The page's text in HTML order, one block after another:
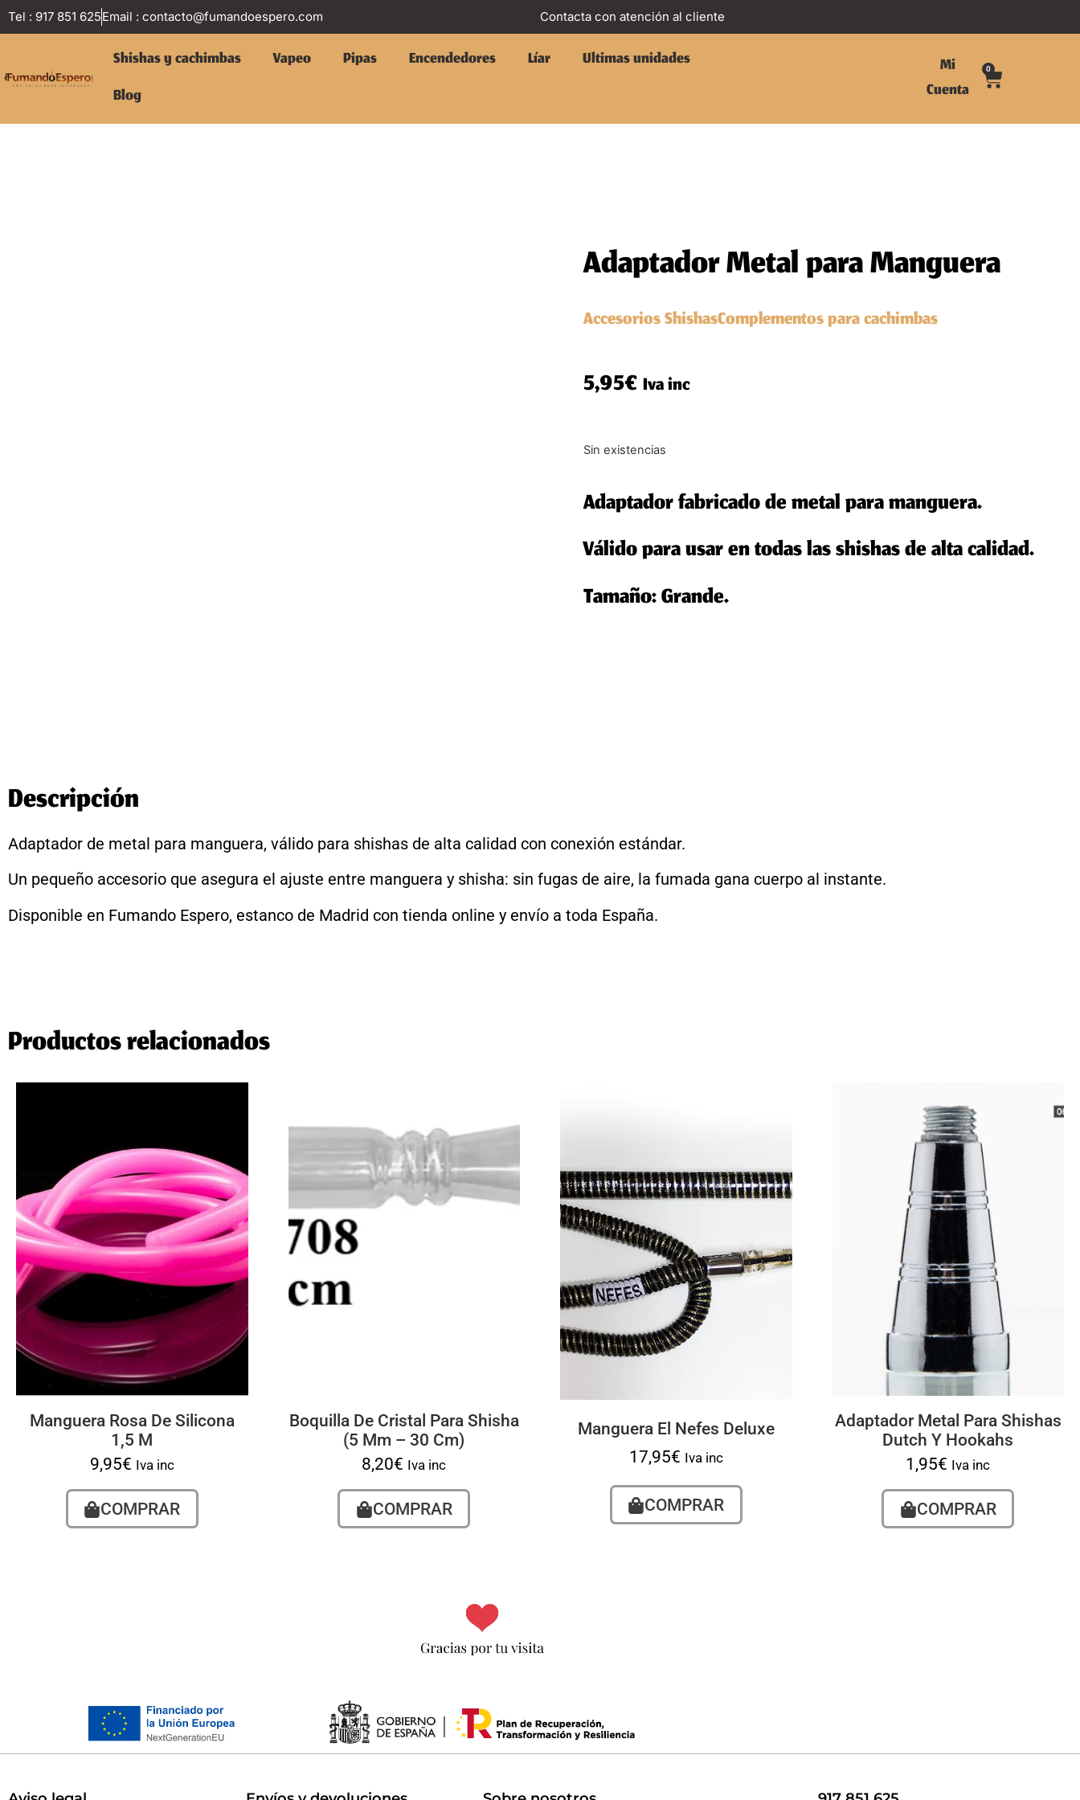
Tel : 917 851 625Email : contacto@fumandoespero.com Contacta con atención al cliente
Shishas y cachimbas Vapeo Pipas Encendedores Líar
Ultimas unidades
Blog
Mi
Cuenta
0
Adaptador Metal para Manguera
Accesorios ShishasComplementos para cachimbas
5,95€Iva inc
Sin existencias
Adaptador fabricado de metal para manguera.
Válido para usar en todas las shishas de alta calidad.
Tamaño: Grande.
Descripción
Adaptador de metal para manguera, válido para shishas de alta calidad con conexión estándar.
Un pequeño accesorio que asegura el ajuste entre manguera y shisha: sin fugas de aire, la fumada gana cuerpo al instante.
Disponible en Fumando Espero, estanco de Madrid con tienda online y envío a toda España.
Productos relacionados
Manguera Rosa De Silicona
1,5 M
9,95€ Iva inc
COMPRAR
Boquilla De Cristal Para Shisha
(5 Mm – 30 Cm)
8,20€ Iva inc
COMPRAR
Manguera El Nefes Deluxe
17,95€ Iva inc
COMPRAR
Adaptador Metal Para Shishas
Dutch Y Hookahs
1,95€ Iva inc
COMPRAR